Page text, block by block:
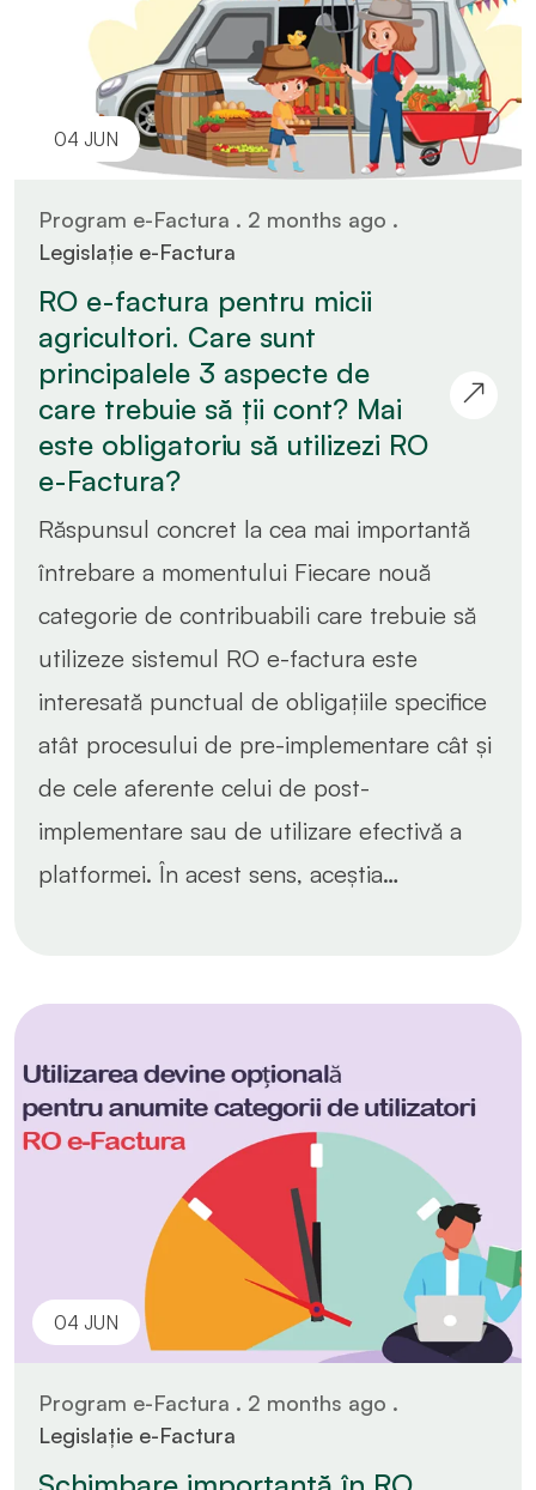
04 JUN
Program e-Factura . 2 months ago .
Legislație e-Factura
RO e-factura pentru micii
agricultori. Care sunt
principalele 3 aspecte de
care trebuie să ții cont? Mai
este obligatoriu să utilizezi RO
e-Factura?
Răspunsul concret la cea mai importantă
întrebare a momentului Fiecare nouă
categorie de contribuabili care trebuie să
utilizeze sistemul RO e-factura este
interesată punctual de obligațiile specifice
atât procesului de pre-implementare cât și
de cele aferente celui de post-
implementare sau de utilizare efectivă a
platformei. În acest sens, aceștia…
04 JUN
Program e-Factura . 2 months ago .
Legislație e-Factura